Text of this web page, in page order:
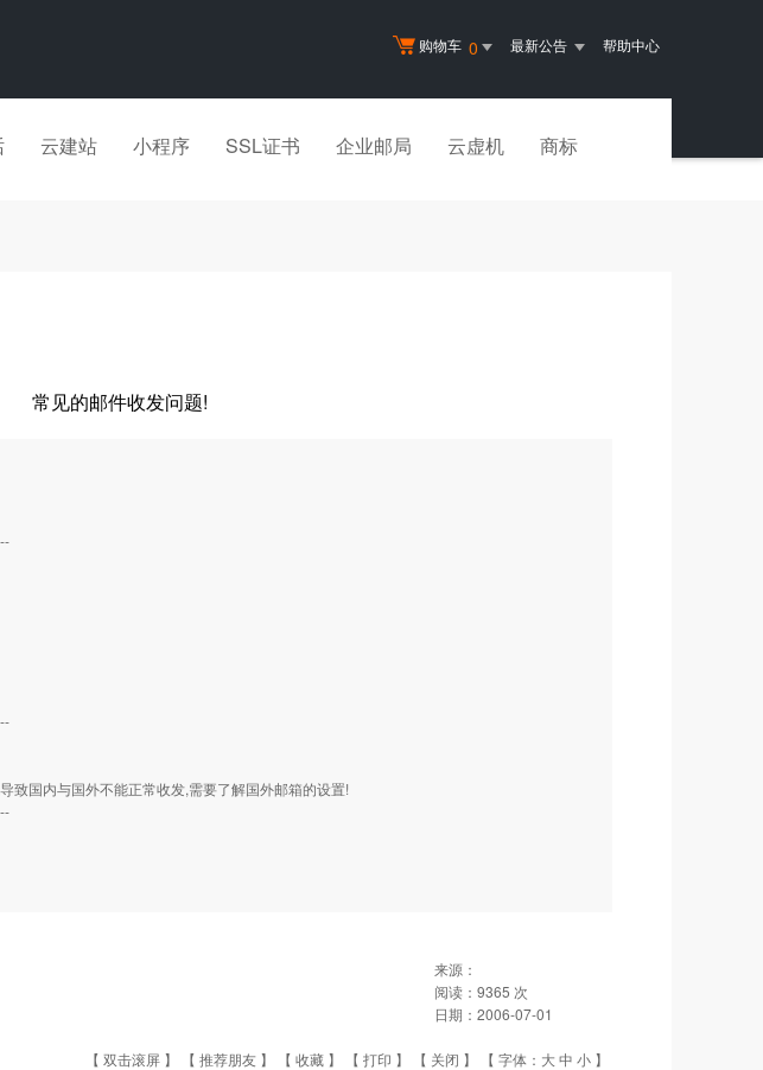
购物车 0 最新公告 帮助中心
云建站 小程序 SSL证书 企业邮局 云虚机 商标
常见的邮件收发问题!
致国内与国外不能正常收发,需要了解国外邮箱的设置!
来源：
阅读： 9365 次
日期： 2006-07-01
【 双击滚屏 】 【 推荐朋友 】 【 收藏 】 【 打印 】 【 关闭 】 【 字体： 大中 小 】